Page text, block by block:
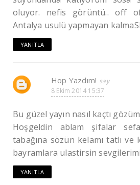
oluyor. nefis görüntü.. off
Antalya usulü yapmayan
YANITLA
Hop Yazdım!
8 Ekim 2014 15:37
Bu güzel yayın nasıl kaçtı
Hoşgeldin ablam şifalar
tabağına sözün kelamı tatlı ve
bayramlara ulastirsin sevgilerimi
YANITLA